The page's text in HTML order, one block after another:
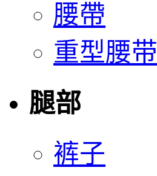
腰帶
重型腰带
腿部
裤子